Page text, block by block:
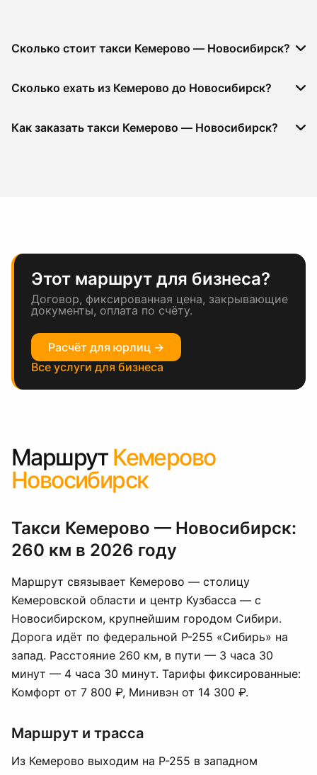
Сколько стоит такси Кемерово — Новосибирск?
Сколько ехать из Кемерово до Новосибирск?
Как заказать такси Кемерово — Новосибирск?
Этот маршрут для бизнеса?
Договор, фиксированная цена, закрывающие
документы, оплата по счёту.
Расчёт для юрлиц →
Все услуги для бизнеса
Маршрут Кемерово
Новосибирск
Такси Кемерово — Новосибирск:
260 км в 2026 году
Маршрут связывает Кемерово — столицу
Кемеровской области и центр Кузбасса — с
Новосибирском, крупнейшим городом Сибири.
Дорога идёт по федеральной Р-255 «Сибирь» на
запад. Расстояние 260 км, в пути — 3 часа 30
минут — 4 часа 30 минут. Тарифы фиксированные:
Комфорт от 7 800 ₽, Минивэн от 14 300 ₽.
Маршрут и трасса
Из Кемерово выходим на Р-255 в западном